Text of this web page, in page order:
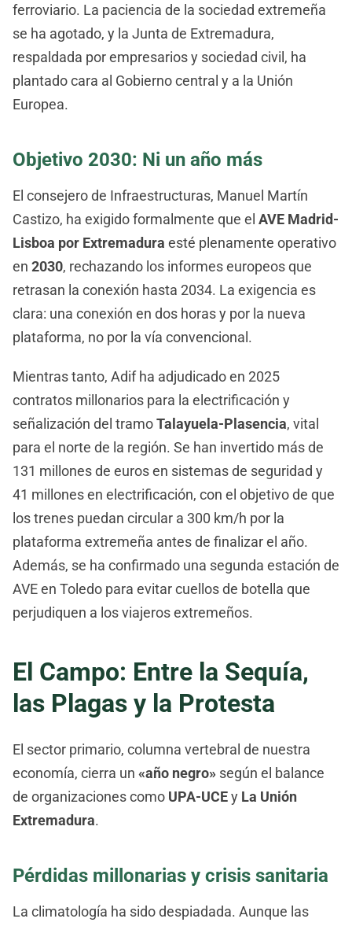
ferroviario. La paciencia de la sociedad extremeña
se ha agotado, y la Junta de Extremadura,
respaldada por empresarios y sociedad civil, ha
plantado cara al Gobierno central y a la Unión
Europea.
Objetivo 2030: Ni un año más
El consejero de Infraestructuras, Manuel Martín
Castizo, ha exigido formalmente que el AVE Madrid-
Lisboa por Extremadura esté plenamente operativo
en 2030, rechazando los informes europeos que
retrasan la conexión hasta 2034. La exigencia es
clara: una conexión en dos horas y por la nueva
plataforma, no por la vía convencional.
Mientras tanto, Adif ha adjudicado en 2025
contratos millonarios para la electrificación y
señalización del tramoTalayuela-Plasencia, vital
para el norte de la región. Se han invertido más de
131 millones de euros en sistemas de seguridad y
41 millones en electrificación, con el objetivo de que
los trenes puedan circular a 300 km/h por la
plataforma extremeña antes de finalizar el año.
Además, se ha confirmado una segunda estación de
AVE en Toledo para evitar cuellos de botella que
perjudiquen a los viajeros extremeños.
El Campo: Entre la Sequía,
las Plagas y la Protesta
El sector primario, columna vertebral de nuestra
economía, cierra un «año negro» según el balance
de organizaciones como UPA-UCEy La Unión
Extremadura.
Pérdidas millonarias y crisis sanitaria
La climatología ha sido despiadada. Aunque las